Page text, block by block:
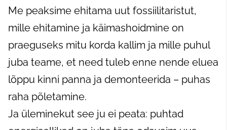
Me peaksime ehitama uut fossiilitaristut,
mille ehitamine ja käimashoidmine on
praeguseks mitu korda kallim ja mille puhul
juba teame, et need tuleb enne nende eluea
lõppu kinni panna ja demonteerida – puhas
raha põletamine.
Ja üleminekut see ju ei peata: puhtad